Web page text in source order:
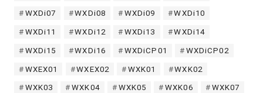
WXDi07 WXDi08 WXDi09 WXDi10
WXDi11 WXDi12 WXDi13 WXDi14
WXDi15 WXDi16 WXDiCP01 WXDiCP02
WXEX01 WXEX02 WXK01 WXK02
WXK03 WXK04 WXK05 WXK06 WXK07